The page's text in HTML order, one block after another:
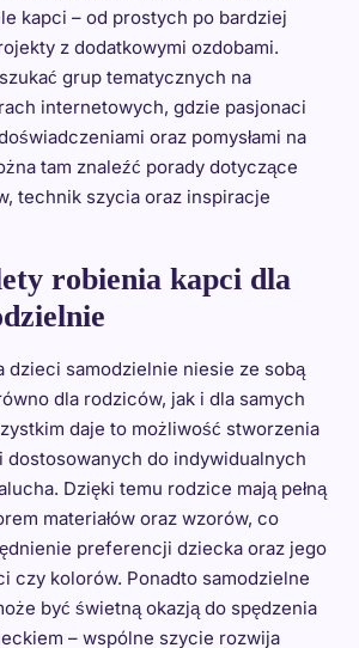
kapci – od prostych po bardziej
z dodatkowymi ozdobami.
grup tematycznych na
internetowych, gdzie pasjonaci
oraz pomysłami na
tam znaleźć porady dotyczące
technik szycia oraz inspiracje
robienia kapci dla
dzieci samodzielnie niesie ze sobą
dla rodziców, jak i dla samych
daje to możliwość stworzenia
dostosowanych do indywidualnych
Dzięki temu rodzice mają pełną
materiałów oraz wzorów, co
preferencji dziecka oraz jego
czy kolorów. Ponadto samodzielne
być świetną okazją do spędzenia
– wspólne szycie rozwija